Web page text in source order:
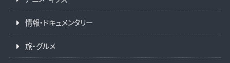
情報・ドキュメンタリー
旅・グルメ